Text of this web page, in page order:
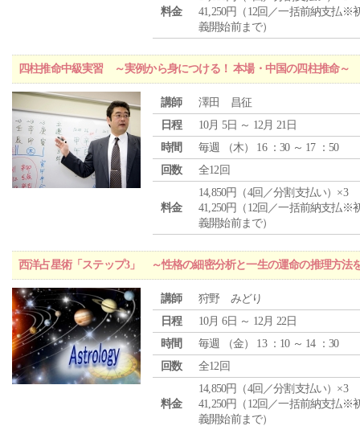
料金
41,250円（12回／一括前納支払※
義開始前まで）
四柱推命中級実習 ～実例から身につける！ 本場・中国の四柱推命～
講師
澤田 昌征
日程
10月 5日 ～ 12月 21日
時間
毎週 （木） 16 ：30 ～ 17 ：50
回数
全12回
料金
14,850円（4回／分割支払い）×3
41,250円（12回／一括前納支払※
義開始前まで）
西洋占星術「ステップ3」 ～性格の細密分析と一生の運命の推理方法
講師
狩野 みどり
日程
10月 6日 ～ 12月 22日
時間
毎週 （金） 13 ：10 ～ 14 ：30
回数
全12回
料金
14,850円（4回／分割支払い）×3
41,250円（12回／一括前納支払※
義開始前まで）